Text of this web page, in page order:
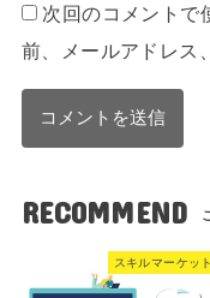
次回のコメントで
前、メールアドレス
RECOMMEND
スキルマーケッ